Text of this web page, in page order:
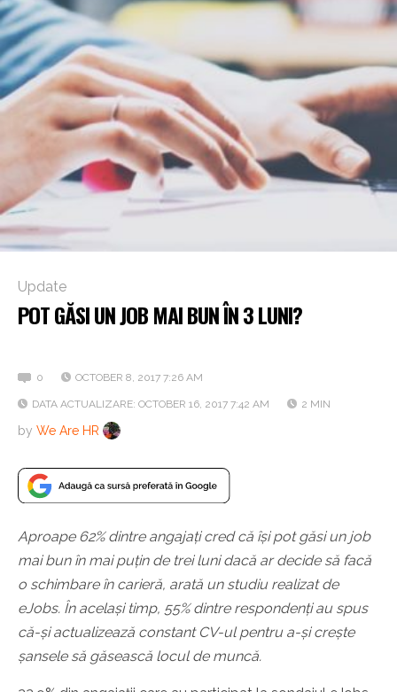
Update
POT GĂSI UN JOB MAI BUN ÎN 3 LUNI?
0 OCTOBER 8, 2017 7:26 AM
DATA ACTUALIZARE: OCTOBER 16, 2017 7:42 AM 2 MIN
by We Are HR
Aproape 62% dintre angajați cred că își pot găsi un job
mai bun în mai puțin de trei luni dacă ar decide să facă
o schimbare în carieră, arată un studiu realizat de
eJobs. În același timp, 55% dintre respondenți au spus
că-și actualizează constant CV-ul pentru a-și crește
șansele să găsească locul de muncă.